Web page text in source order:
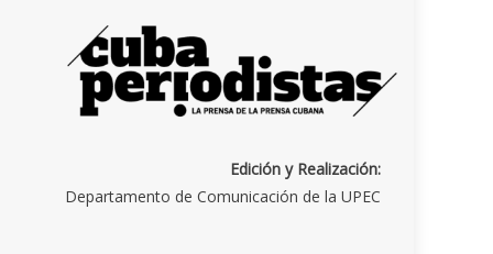
Edición y Realización:
Departamento de Comunicación de la UPEC